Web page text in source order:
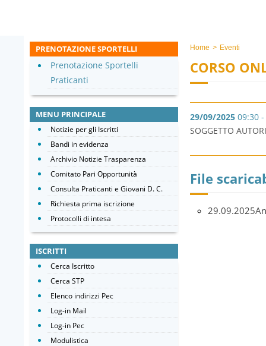
Home > Eventi
CORSO
29/09/2025 09:30
SOGGETTO
File
PRENOTAZIONE SPORTELLI
Prenotazione Sportelli
Praticanti
MENU PRINCIPALE
Notizie per gli Iscritti
Bandi in evidenza
Archivio Notizie Trasparenza
Comitato Pari Opportunità
Consulta Praticanti e Giovani D. C.
Richiesta prima iscrizione
Protocolli di intesa
ISCRITTI
Cerca Iscritto
Cerca STP
Elenco indirizzi Pec
Log-in Mail
Log-in Pec
Modulistica